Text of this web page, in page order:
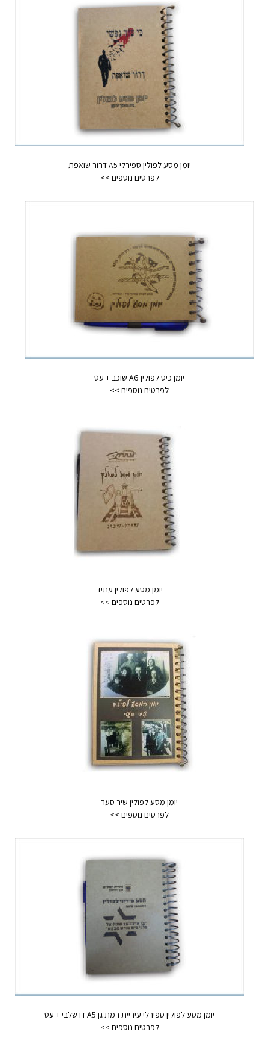
יומן מסע לפולין ספירלי A5 דרור שואפת
יומן כיס לפולין A6 שוכב + עט
יומן מסע לפולין עתיד
יומן מסע לפולין שיר סער
יומן מסע לפולין ספירלי עיריית רמת גן A5 דו שלבי + עט